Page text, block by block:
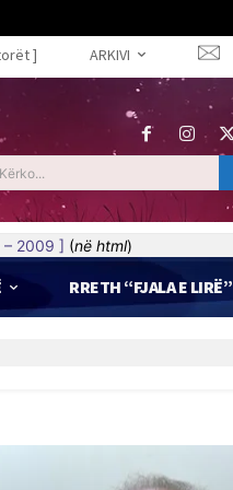
] ARKIVI
Kërko...
2009 ] (në html)
RRETH “FJALA E LIRË”